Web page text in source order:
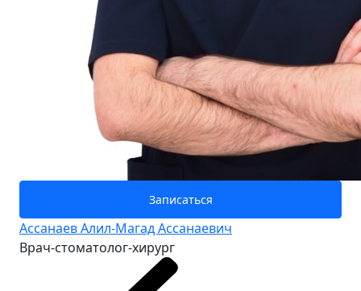
Записаться
Ассанаев Алил-Магад Ассанаевич
Врач-стоматолог-хирург